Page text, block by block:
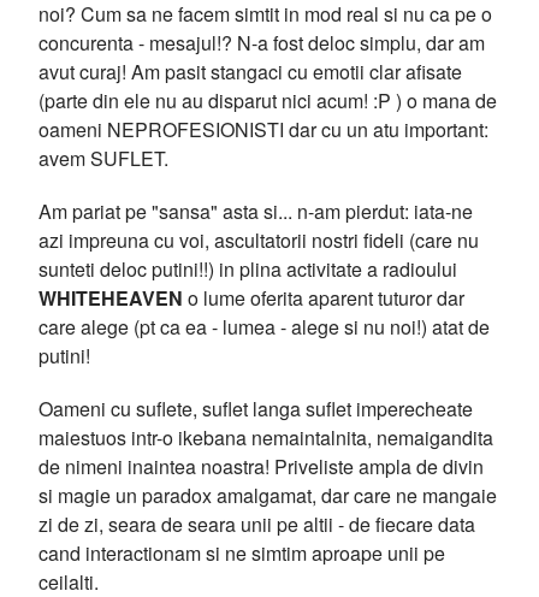
noi? Cum sa ne facem simtit in mod real si nu ca pe o
concurenta - mesajul!? N-a fost deloc simplu, dar am
avut curaj! Am pasit stangaci cu emotii clar afisate
(parte din ele nu au disparut nici acum! :P ) o mana de
oameni NEPROFESIONISTI dar cu un atu important:
avem SUFLET.
Am pariat pe "sansa" asta si... n-am pierdut: iata-ne
azi impreuna cu voi, ascultatorii nostri fideli (care nu
sunteti deloc putini!!) in plina activitate a radioului
WHITEHEAVEN o lume oferita aparent tuturor dar
care alege (pt ca ea - lumea - alege si nu noi!) atat de
putini!
Oameni cu suflete, suflet langa suflet imperecheate
maiestuos intr-o ikebana nemaintalnita, nemaigandita
de nimeni inaintea noastra! Priveliste ampla de divin
si magie un paradox amalgamat, dar care ne mangaie
zi de zi, seara de seara unii pe altii - de fiecare data
cand interactionam si ne simtim aproape unii pe
ceilalti.